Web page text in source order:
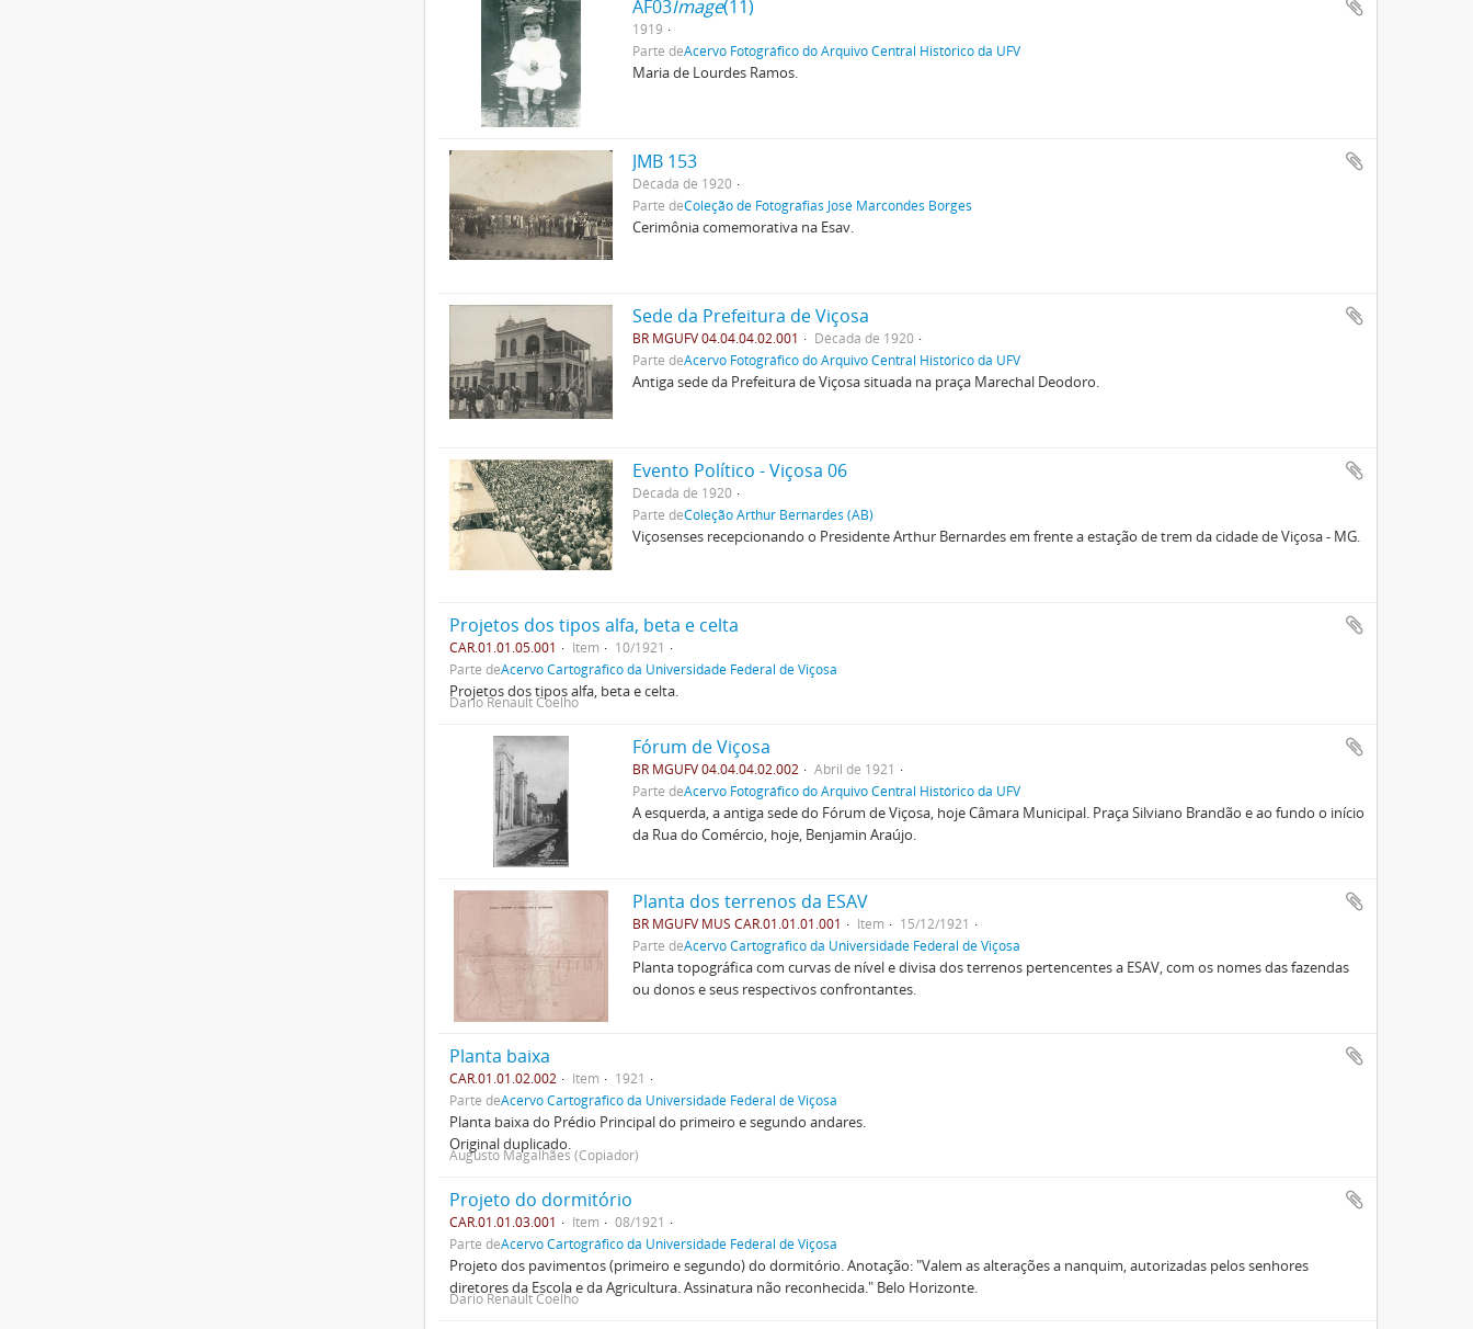
AF03Image(11)
1919
Parte deAcervo Fotográfico do Arquivo Central Histórico da UFV
Maria de Lourdes Ramos.
JMB 153
Década de 1920
Parte deColeção de Fotografias José Marcondes Borges
Cerimônia comemorativa na Esav.
Sede da Prefeitura de Viçosa
BR MGUFV 04.04.04.02.001
Década de 1920
Parte deAcervo Fotográfico do Arquivo Central Histórico da UFV
Antiga sede da Prefeitura de Viçosa situada na praça Marechal Deodoro.
Evento Político - Viçosa 06
Década de 1920
Parte deColeção Arthur Bernardes (AB)
Viçosenses recepcionando o Presidente Arthur Bernardes em frente a estação de trem da cidade de Viçosa - MG.
Projetos dos tipos alfa, beta e celta
CAR.01.01.05.001 Item
10/1921
Parte deAcervo Cartográfico da Universidade Federal de Viçosa
Projetos dos tipos alfa, beta e celta.
Dario Renault Coelho
Fórum de Viçosa
BR MGUFV 04.04.04.02.002
Abril de 1921
Parte deAcervo Fotográfico do Arquivo Central Histórico da UFV
A esquerda, a antiga sede do Fórum de Viçosa, hoje Câmara Municipal. Praça Silviano Brandão e ao fundo o início
da Rua do Comércio, hoje, Benjamin Araújo.
Planta dos terrenos da ESAV
BR MGUFV MUS CAR.01.01.01.001 Item
15/12/1921
Parte deAcervo Cartográfico da Universidade Federal de Viçosa
Planta topográfica com curvas de nível e divisa dos terrenos pertencentes a ESAV, com os nomes das fazendas
ou donos e seus respectivos confrontantes.
Planta baixa
CAR.01.01.02.002 Item
1921
Parte deAcervo Cartográfico da Universidade Federal de Viçosa
Planta baixa do Prédio Principal do primeiro e segundo andares.
Original duplicado.
Augusto Magalhães (Copiador)
Projeto do dormitório
CAR.01.01.03.001 Item
08/1921
Parte deAcervo Cartográfico da Universidade Federal de Viçosa
Projeto dos pavimentos (primeiro e segundo) do dormitório. Anotação: "Valem as alterações a nanquim, autorizadas pelos senhores
diretores da Escola e da Agricultura. Assinatura não reconhecida." Belo Horizonte.
Dario Renault Coelho